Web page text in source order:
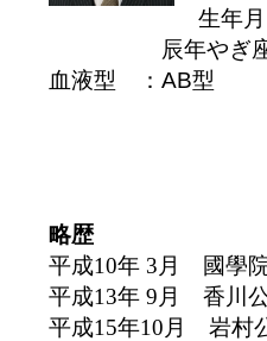
生年
辰年やぎ
血液型 ：AB型
略歴
平成10年 3月 國學
平成13年 9月 香川
平成15年10月 岩村